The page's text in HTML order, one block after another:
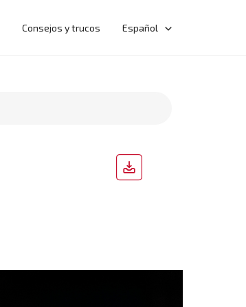
Consejos y trucos Español